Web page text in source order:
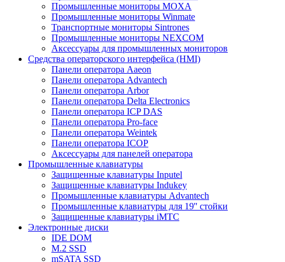
Промышленные мониторы MOXA
Промышленные мониторы Winmate
Транспортные мониторы Sintrones
Промышленные мониторы NEXCOM
Аксессуары для промышленных мониторов
Средства операторского интерфейса (HMI)
Панели оператора Aaeon
Панели оператора Advantech
Панели оператора Arbor
Панели оператора Delta Electronics
Панели оператора ICP DAS
Панели оператора Pro-face
Панели оператора Weintek
Панели оператора ICOP
Аксессуары для панелей оператора
Промышленные клавиатуры
Защищенные клавиатуры Inputel
Защищенные клавиатуры Indukey
Промышленные клавиатуры Advantech
Промышленные клавиатуры для 19'' стойки
Защищенные клавиатуры iMTC
Электронные диски
IDE DOM
M.2 SSD
mSATA SSD